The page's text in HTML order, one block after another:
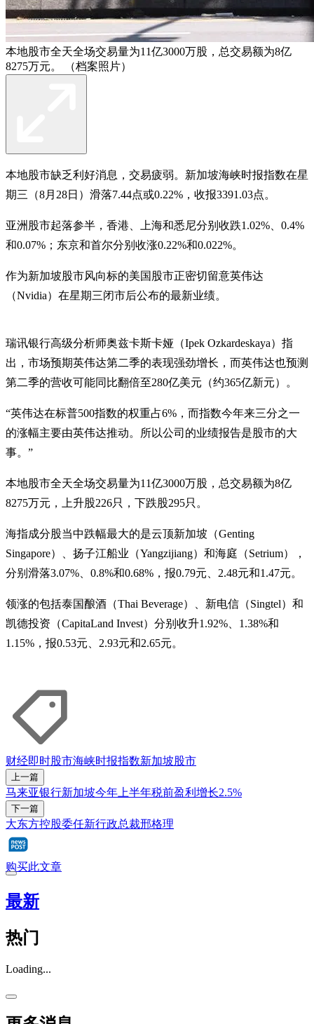
本地股市全天全场交易量为11亿3000万股，总交易额为8亿
8275万元。 （档案照片）
本地股市缺乏利好消息，交易疲弱。新加坡海峡时报指数在星
期三（8月28日）滑落7.44点或0.22%，收报3391.03点。
亚洲股市起落参半，香港、上海和悉尼分别收跌1.02%、0.4%
和0.07%；东京和首尔分别收涨0.22%和0.022%。
作为新加坡股市风向标的美国股市正密切留意英伟达
（Nvidia）在星期三闭市后公布的最新业绩。
瑞讯银行高级分析师奥兹卡斯卡娅（Ipek Ozkardeskaya）指
出，市场预期英伟达第二季的表现强劲增长，而英伟达也预测
第二季的营收可能同比翻倍至280亿美元（约365亿新元）。
“英伟达在标普500指数的权重占6%，而指数今年来三分之一
的涨幅主要由英伟达推动。所以公司的业绩报告是股市的大
事。”
本地股市全天全场交易量为11亿3000万股，总交易额为8亿
8275万元，上升股226只，下跌股295只。
海指成分股当中跌幅最大的是云顶新加坡（Genting
Singapore）、扬子江船业（Yangzijiang）和海庭（Setrium），
分别滑落3.07%、0.8%和0.68%，报0.79元、2.48元和1.47元。
领涨的包括泰国酿酒（Thai Beverage）、新电信（Singtel）和
凯德投资（CapitaLand Invest）分别收升1.92%、1.38%和
1.15%，报0.53元、2.93元和2.65元。
财经即时股市海峡时报指数新加坡股市
上一篇
马来亚银行新加坡今年上半年税前盈利增长2.5%
下一篇
大东方控股委任新行政总裁邢格理
购买此文章
最新
热门
Loading...